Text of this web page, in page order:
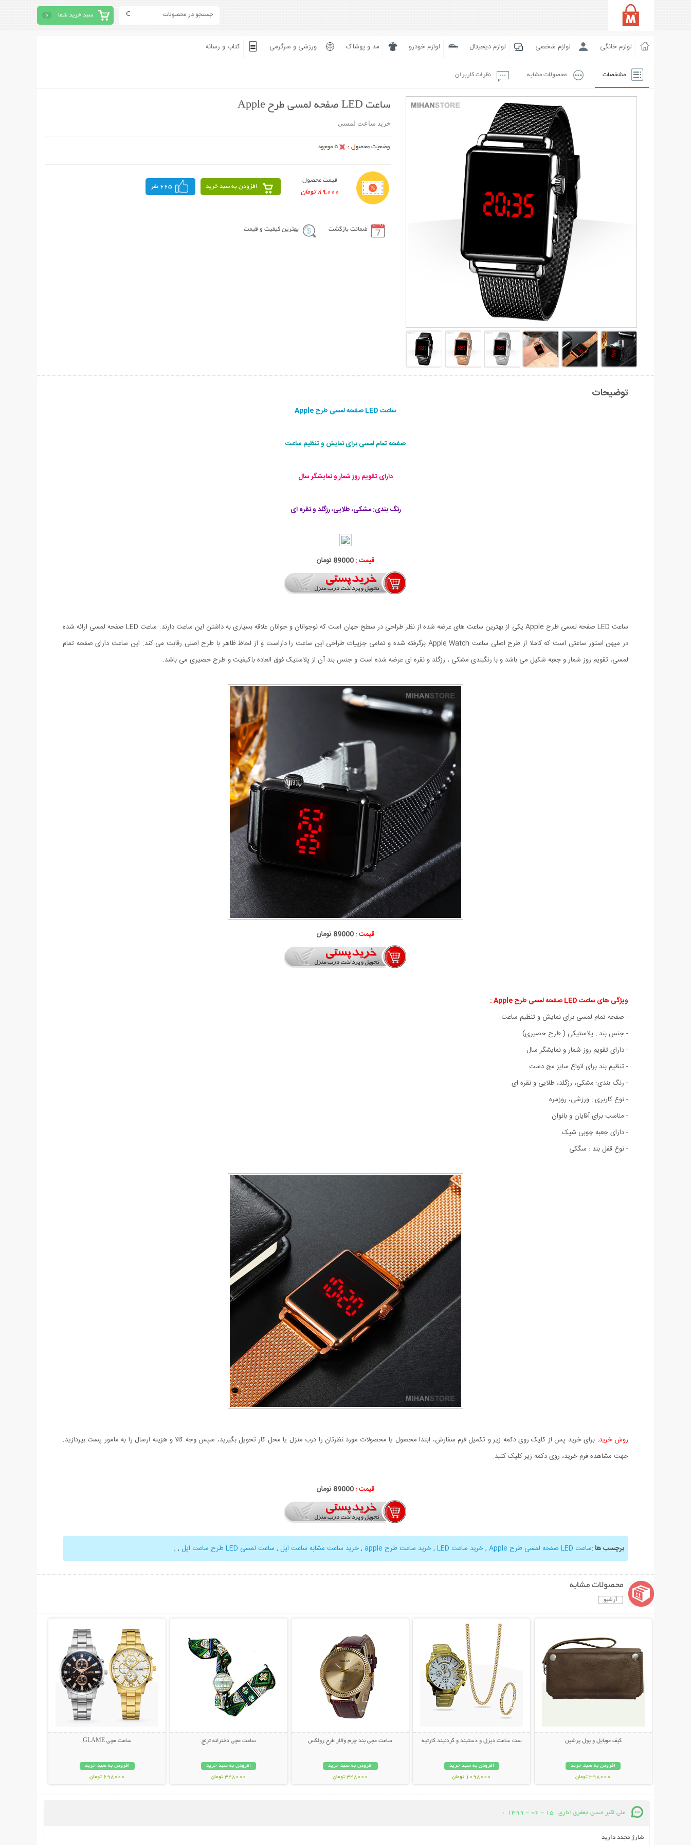
سبد خرید شما 0
لوازم خانگی لوازم شخصی لوازم دیجیتال لوازم خودرو مد و پوشاک ورزشی و سرگرمی کتاب و رسانه
مشخصات محصولات مشابه نظرات کاربران
ساعت LED صفحه لمسی طرح Apple
خرید ساعت لمسی
قیمت محصول
89,000 تومان
افزودن به سبد خرید 665 نفر
ضمانت بازگشت بهترین کیفیت و قیمت
توضیحات
ساعت LED صفحه لمسی طرح Apple
صفحه تمام لمسی برای نمایش و تنظیم ساعت
دارای تقویم روز شمار و نمایشگر سال
رنگ بندی: مشکی، طلایی، رزگلد و نقره ای
قیمت :89000 تومان
ساعت LED صفحه لمسی طرح Apple یکی از بهترین ساعت های عرضه شده از نظر طراحی در سطح جهان است که نوجوانان و جوانان علاقه بسیاری به داشتن این ساعت دارند. ساعت LED صفحه لمسی ارائه شده
در میهن استور ساعتی است که کاملا از طرح اصلی ساعت Apple Watch برگرفته شده و تمامی جزییات طراحی این ساعت را داراست و از لحاظ ظاهر با طرح اصلی رقابت می کند. این ساعت دارای صفحه تمام
لمسی، تقویم روز شمار و جعبه شکیل می باشد و با رنگبندی مشکی ، رزگلد و نقره ای عرضه شده است و جنس بند آن از پلاستیک فوق العاده باکیفیت و طرح حصیری می باشد.
قیمت :89000 تومان
ویژگی های ساعت LED صفحه لمسی طرح Apple :
- صفحه تمام لمسی برای نمایش و تنظیم ساعت
- جنس بند : پلاستیکی ( طرح حصیری)
- دارای تقویم روز شمار و نمایشگر سال
- تنظیم بند برای انواع سایز مچ دست
- رنگ بندی: مشکی، رزگلد، طلایی و نقره ای
- نوع کاربری : ورزشی، روزمره
- مناسب برای آقایان و بانوان
- دارای جعبه چوبی شیک
- نوع قفل بند : سگکی
روش خرید: برای خرید پس از کلیک روی دکمه زیر و تکمیل فرم سفارش، ابتدا محصول یا محصولات مورد نظرتان را درب منزل یا محل کار تحویل بگیرید، سپس وجه کالا و هزینه ارسال را به مامور پست بپردازید.
جهت مشاهده فرم خرید، روی دکمه زیر کلیک کنید.
قیمت :89000 تومان
برچسب ها:ساعت LED صفحه لمسی طرح Apple ,خرید ساعت LED ,خرید ساعت طرح apple ,خرید ساعت مشابه ساعت اپل , ساعت لمسی LED طرح ساعت اپل ,
,
محصولات مشابه
آرشیو
کیف موبایل و پول پرشین
افزودن به سبد خرید
398000 تومان
ست ساعت دیزل و دستبند و گردنبند کارتیه
افزودن به سبد خرید
1098000 تومان
ساعت مچی بند چرم والار طرح رولکس
افزودن به سبد خرید
348000 تومان
ساعت مچی دخترانه ترنج
افزودن به سبد خرید
348000 تومان
ساعت مچی GLAME
افزودن به سبد خرید
698000 تومان
علی اکبر حسن جعفری اناری 15 - 06 - 1399
:
شارژ مجدد دارید